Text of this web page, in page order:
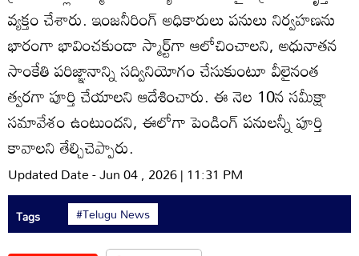
వ్యక్తం చేశారు. ఇంజనీరింగ్‌ అధికారులు పనులు నిర్వహణను
భారంగా భావించకుండా స్మార్ట్‌గా ఆలోచించాలని, అధునాతన
సాంకేతి పరిజ్ఞానాన్ని సద్వినియోగం చేసుకుంటూ వీలైనంత
త్వరగా పూర్తి చేయాలని ఆదేశించారు. ఈ నెల 10న సమీక్షా
సమావేశం ఉంటుందని, ఈలోగా పెండింగ్‌ పనులన్నీ పూర్తి
కావాలని తేల్చిచెప్పారు.
Updated Date - Jun 04 , 2026 | 11:31 PM
Tags #Telugu News